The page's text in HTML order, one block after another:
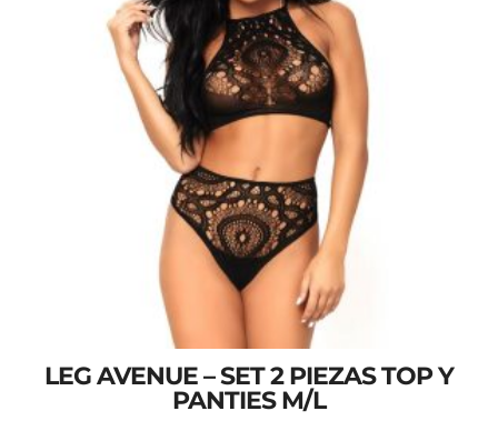
LEG AVENUE – SET 2 PIEZAS TOP Y
PANTIES M/L